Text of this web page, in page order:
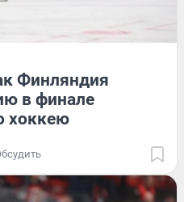
Финляндия
в финале
хоккею